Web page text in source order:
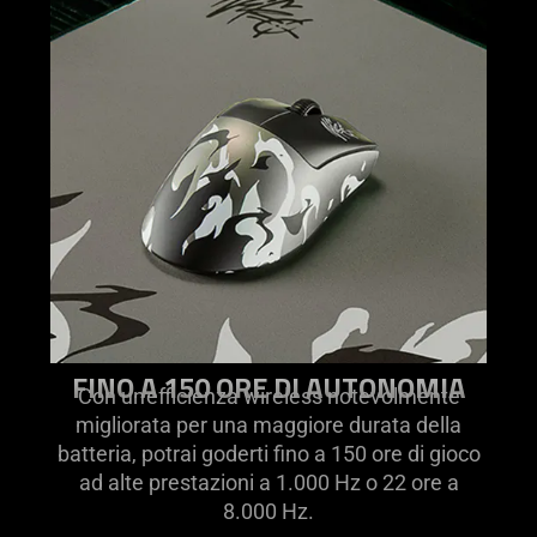
FINO A 150 ORE DI AUTONOMIA
Con un'efficienza wireless notevolmente
migliorata per una maggiore durata della
batteria, potrai goderti fino a 150 ore di gioco
ad alte prestazioni a 1.000 Hz o 22 ore a
8.000 Hz.